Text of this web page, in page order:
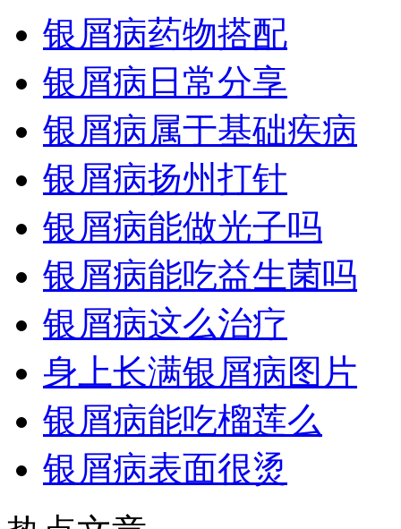
银屑病药物搭配
银屑病日常分享
银屑病属于基础疾病
银屑病扬州打针
银屑病能做光子吗
银屑病能吃益生菌吗
银屑病这么治疗
身上长满银屑病图片
银屑病能吃榴莲么
银屑病表面很烫